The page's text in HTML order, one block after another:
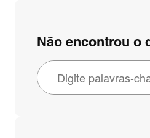
Não encontrou o